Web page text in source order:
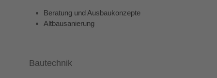
Beratung und Ausbaukonzepte
Altbausanierung
Bautechnik